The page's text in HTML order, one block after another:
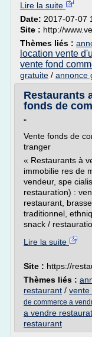
Lire la suite
Date: 2017-07-07
Site : http://
Thèmes liés :
location vente
vente fond
gratuite / annonce
Restaurants
fonds de
"
Vente fonds de
tranger
« Restaurants à
immobilie res de
vendeur, spe
restauration) :
restaurant,
traditionnel,
snack /
Lire la suite
Site : https://
Thèmes liés :
restaurant / vente
de commerce a
a vendre
restaurant